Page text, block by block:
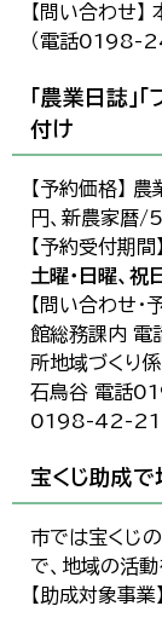
【問い合わせ
（電話0198-
「農業日誌」
付け
【予約価格】
円、新農家暦/
【予約受付期
土曜・日曜、祝
【問い合わせ
館総務課内
所地域づくり
石鳥谷 電話
0198-42-
宝くじ助成
市では宝くじ
で、地域の活動
【助成対象事業】